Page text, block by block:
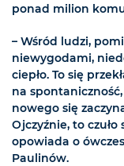
ponad milion
– Wśród ludzi,
niewygodami,
ciepło. To się
na
nowego się
Ojczyźnie, to
opowiada o
Paulinów.